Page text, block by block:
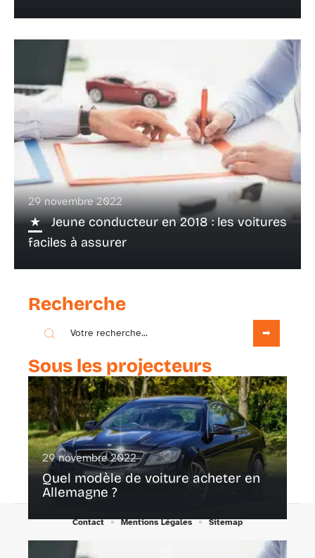
29 novembre 2022
Jeune conducteur en 2018 : les voitures
faciles à assurer
Recherche
Sous les projecteurs
29 novembre 2022
Quel modèle de voiture acheter en
Allemagne ?
Contact Mentions Légales Sitemap